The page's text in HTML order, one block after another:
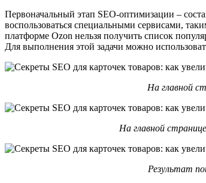
Первоначальный этап SEO-оптимизации –
воспользоваться специальными сервисами,
платформе Ozon нельзя получить список
Для выполнения этой задачи можно
На главной
На главной
Результат